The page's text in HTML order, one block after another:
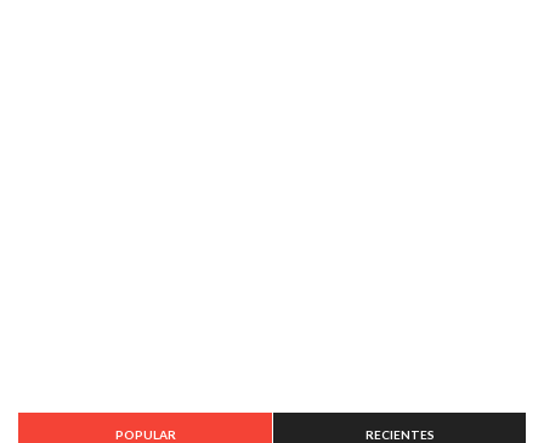
POPULAR RECIENTES